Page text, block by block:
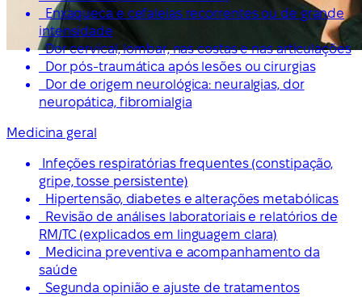
Enxaqueca e cefaleias recorrentes ou de grande
intensidade
Dor cervical, lombar, nas costas e nas articulações
Dor pós-traumática após lesões ou cirurgias
Dor de origem neurológica: neuralgias, dor
neuropática, fibromialgia
Medicina geral
Infeções respiratórias frequentes (constipação,
gripe, tosse persistente)
Hipertensão, diabetes e alterações metabólicas
Revisão de análises laboratoriais e relatórios de
RM/TC (explicados em linguagem clara)
Medicina preventiva e acompanhamento da
saúde
Segunda opinião e ajuste de tratamentos